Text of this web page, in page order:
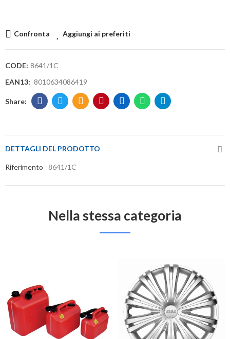
Confronta Aggiungi ai preferiti
CODE: 8641/1C
EAN13: 8010634086419
DETTAGLI DEL PRODOTTO
Riferimento 8641/1C
Nella stessa categoria